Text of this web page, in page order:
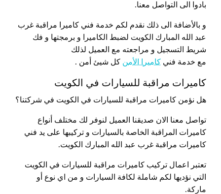
بادوا الى التواصل معنا.
و بالأضافة الى ذلك نقدم لكم خدمة فني كاميرا مراقبة غرب
عبد الله المبارك الكويت لضبط الكاميرا و برمجتها و فك
شريط التسجيل و مراجعته مع العميل لذلك
مع خدمة فني كاميرا الأمن كل شيئ أمن .
كاميرات مراقبة للسيارات في الكويت
هل نؤمن كاميرات مراقبة للسيارات في الكويت في شركتنا؟
تواصل معنا الان صديقنا العميل لنوفر لك مختلف أنواع
كاميرات المراقبة الخاصة بالسيارات و تركيبها على يد فني
كاميرات مراقبة غرب عبد الله المبارك الكويت.
تعتبر اعمال تركيب كاميرات مراقبة للسيارات في الكويت
التي نؤديها لكم شاملة لكافة السيارات و من اي نوع أو
ماركة.